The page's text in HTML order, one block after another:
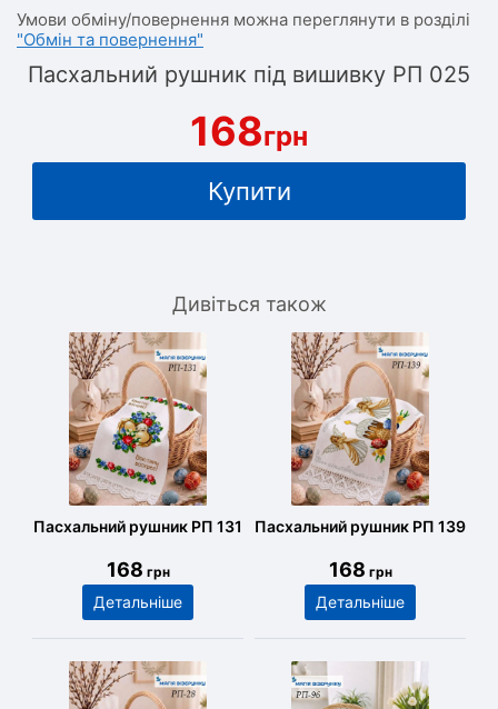
Умови обміну/повернення можна переглянути в розділі
"Обмін та повернення"
Пасхальний рушник під вишивку РП 025
168грн
Купити
Дивіться також
Пасхальний рушник РП 131
168 грн
Детальніше
Пасхальний рушник РП 139
168 грн
Детальніше